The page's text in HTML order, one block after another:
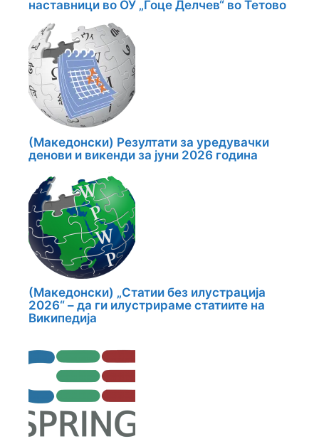
наставници во ОУ „Гоце Делчев“ во Тетово
(Македонски) Резултати за уредувачки
денови и викенди за јуни 2026 година
(Македонски) „Статии без илустрација
2026“ – да ги илустрираме статиите на
Википедија